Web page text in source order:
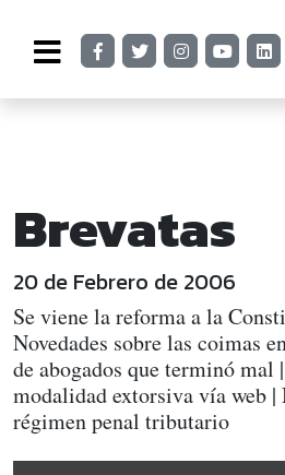
Brevatas
20 de Febrero de 2006
Se viene la reforma a la
Novedades sobre las coimas
de abogados que terminó mal
modalidad extorsiva vía web
régimen penal tributario